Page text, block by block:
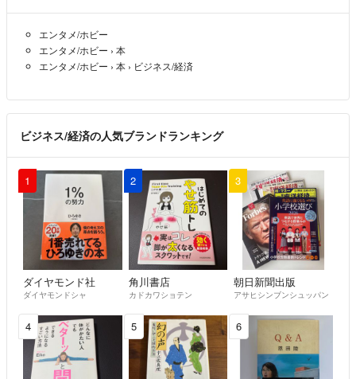
エンタメ/ホビー
エンタメ/ホビー › 本
エンタメ/ホビー › 本 › ビジネス/経済
ビジネス/経済の人気ブランドランキング
1
ダイヤモンド社
ダイヤモンドシャ
2
角川書店
カドカワショテン
3
朝日新聞出版
アサヒシンブンシュッパン
4 5 6